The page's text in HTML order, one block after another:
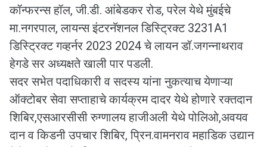
कॉन्फरन्स हॉल, जी.डी. आंबेडकर रोड, परेल येथे मुंबईचे
मा.नगरपाल, लायन्स इंटरनॅशनल डिस्ट्रिक्ट 3231A1
डिस्ट्रिक्ट गव्हर्नर 2023 2024 चे लायन डॉ.जगन्नाथराव
हेगडे सर अध्यक्षते खाली पार पडली.
सदर सभेत पदाधिकारी व सदस्य यांना नुकत्याच येणाऱ्या
ऑक्टोबर सेवा सप्ताहाचे कार्यक्रम दादर येथे होणारे रक्तदान
शिबिर,एसआरसीसी रुग्णालय हाजीअली येथे पोलिओ,अवयव
दान व किडनी उपचार शिबिर, प्रिन.वामनराव महाडिक उद्यान